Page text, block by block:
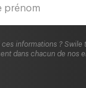
ces informations ? Swile
dans chacun de nos